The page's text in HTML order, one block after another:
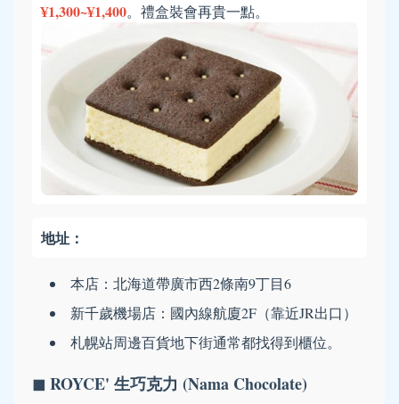
¥1,300~¥1,400。禮盒裝會再貴一點。
地址：
本店：北海道帶廣市西2條南9丁目6
新千歲機場店：國內線航廈2F（靠近JR出口）
札幌站周邊百貨地下街通常都找得到櫃位。
◼ ROYCE' 生巧克力 (Nama Chocolate)